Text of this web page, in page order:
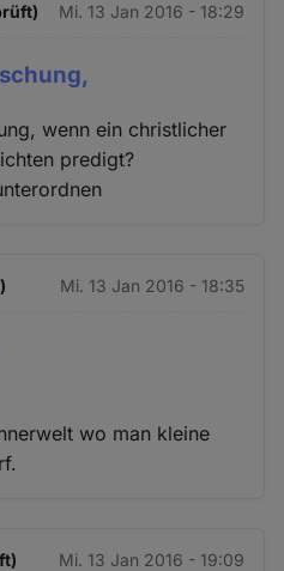
Mi. 13 Jan 2016 - 18:29
wenn ein christlicher
predigt?
Mi. 13 Jan 2016 - 18:35
wo man kleine
Mi. 13 Jan 2016 - 19:09